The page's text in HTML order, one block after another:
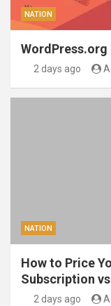
NATION
WordPress.org
2 days ago
NATION
How to Price
Subscription
2 days ago